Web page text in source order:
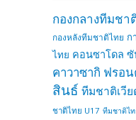
กองกลางทีมชา
กองหลังทีมชาติไทย ก
ไทย คอนซาโดล ซั
คาวาซากิ ฟรอน
สินธ์ ทีมชาติเวี
ชาติไทย U17 ทีมชาติไท